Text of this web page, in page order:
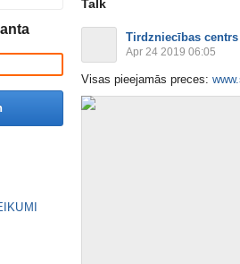
Talk
Tirdzniecības centrs
Apr 24 2019 06:05
Visas pieejamās preces: